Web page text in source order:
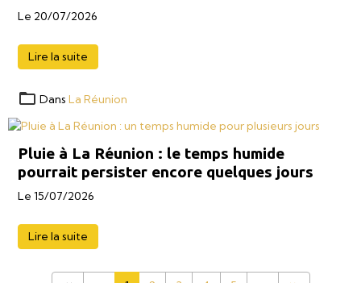
Le 20/07/2026
Lire la suite
Dans La Réunion
Pluie à La Réunion : le temps humide
pourrait persister encore quelques jours
Le 15/07/2026
Lire la suite